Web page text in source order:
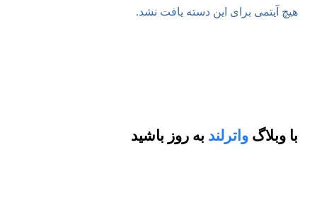
هیچ آیتمی برای این دسته یافت نشد.
با وبلاگ واترلند به روز باشید